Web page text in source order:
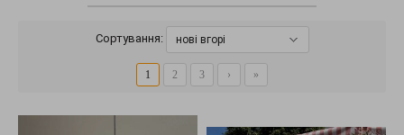
Сортування: нові вгорі
1 2 3 › »